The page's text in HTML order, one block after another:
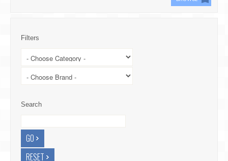
Filters
Search